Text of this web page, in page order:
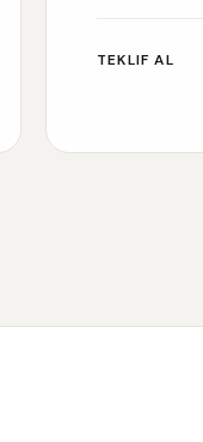
TEKLIF AL